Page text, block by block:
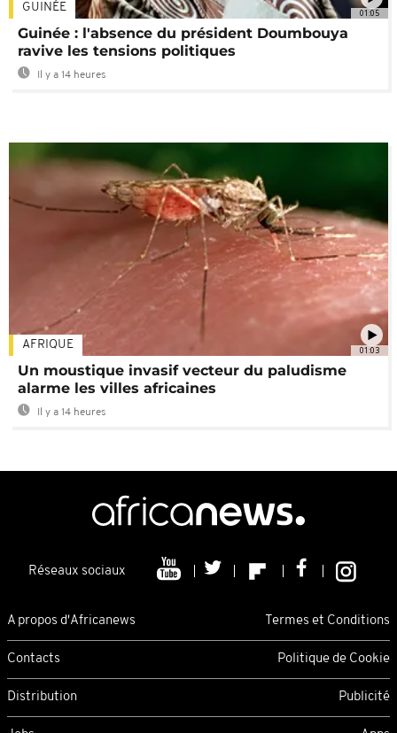
01:05
GUINÉE
Guinée : l'absence du président Doumbouya
ravive les tensions politiques
Il y a 14 heures
01:03
AFRIQUE
Un moustique invasif vecteur du paludisme
alarme les villes africaines
Il y a 14 heures
Réseaux sociaux
A propos d'Africanews Termes et Conditions
Contacts Politique de Cookie
Distribution Publicité